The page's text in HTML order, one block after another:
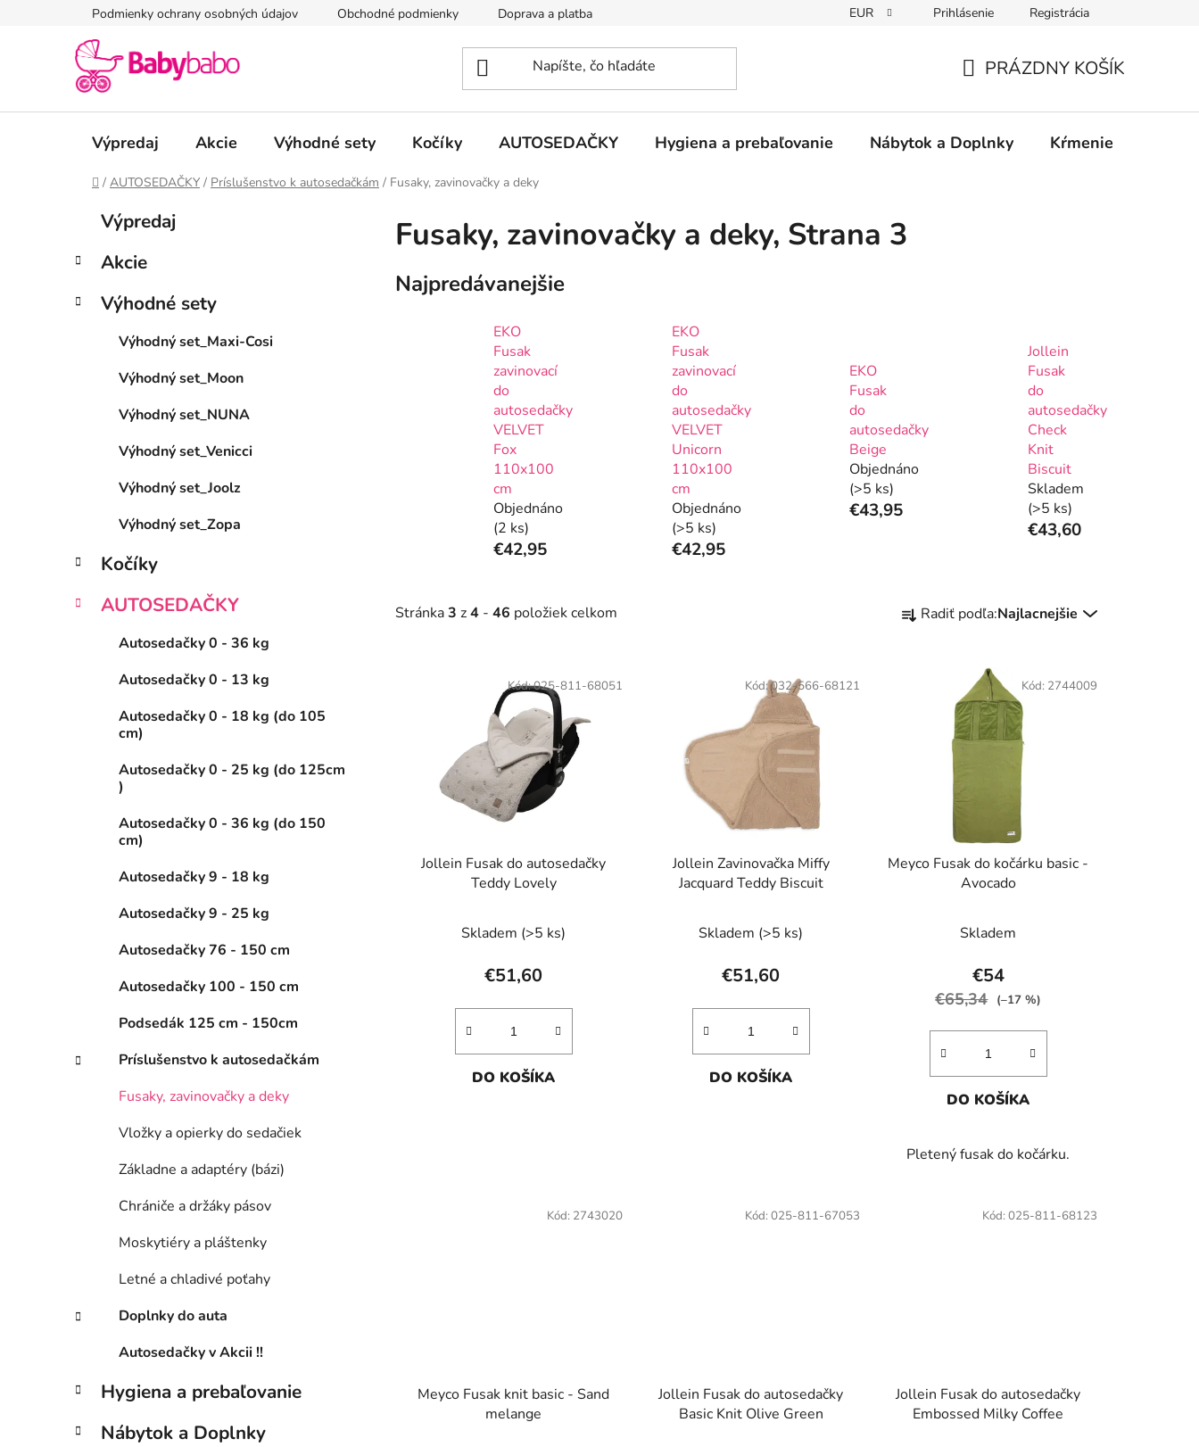
Podmienky ochrany osobných údajov Obchodné podmienky Doprava a platba EUR Prihlásenie Registrácia
KOŠÍK
PRÁZDNY KOŠÍK
Výpredaj Akcie Výhodné sety Kočíky AUTOSEDAČKY Hygiena a prebaľovanie Nábytok a Doplnky Kŕmenie
Domov
/ AUTOSEDAČKY / Príslušenstvo k autosedačkám / Fusaky, zavinovačky a deky
č
ý
Preskočiť
kategórie
e
ó
Výpredaj
Akcie
Výhodné sety
Výhodný set_Maxi-Cosi
Výhodný set_Moon
Výhodný set_NUNA
Výhodný set_Venicci
Výhodný set_Joolz
Výhodný set_Zopa
Kočíky
AUTOSEDAČKY
Autosedačky 0 - 36 kg
Autosedačky 0 - 13 kg
Autosedačky 0 - 18 kg (do 105
cm)
Autosedačky 0 - 25 kg (do 125cm
)
Autosedačky 0 - 36 kg (do 150
cm)
Autosedačky 9 - 18 kg
Autosedačky 9 - 25 kg
Autosedačky 76 - 150 cm
Autosedačky 100 - 150 cm
Podsedák 125 cm - 150cm
Príslušenstvo k autosedačkám
Fusaky, zavinovačky a deky
Vložky a opierky do sedačiek
Základne a adaptéry (bázi)
Chrániče a držáky pásov
Moskytiéry a pláštenky
Letné a chladivé poťahy
Doplnky do auta
Autosedačky v Akcii !!
Hygiena a prebaľovanie
Nábytok a Doplnky
Fusaky, zavinovačky a deky, Strana 3
Najpredávanejšie
EKO
Fusak
zavinovací
do
autosedačky
VELVET
Fox
110x100
cm
Objednáno
(2 ks)
€42,95
EKO
Fusak
zavinovací
do
autosedačky
VELVET
Unicorn
110x100
cm
Objednáno
(>5 ks)
€42,95
EKO
Fusak
do
autosedačky
Beige
Objednáno
(>5 ks)
€43,95
Jollein
Fusak
do
autosedačky
Check
Knit
Biscuit
Skladem
(>5 ks)
€43,60
Stránka3 z4 - 46 položiek celkom
a
u
k
Radiť podľa:Najlacnejšie
Jollein Fusak do autosedačky
Teddy Lovely
Skladem (>5 ks)
€51,60
DO KOŠÍKA
Kód:025-811-68051
Jollein Zavinovačka Miffy
Jacquard Teddy Biscuit
Skladem (>5 ks)
€51,60
DO KOŠÍKA
Kód:032-566-68121
Meyco Fusak do kočárku basic -
Avocado
Skladem
€54
€65,34 (–17 %)
DO KOŠÍKA
Pletený fusak do kočárku.
Kód: 2744009
Meyco Fusak knit basic - Sand
melange
Kód: 2743020
Jollein Fusak do autosedačky
Basic Knit Olive Green
Kód: 025-811-67053
Jollein Fusak do autosedačky
Embossed Milky Coffee
Kód: 025-811-68123